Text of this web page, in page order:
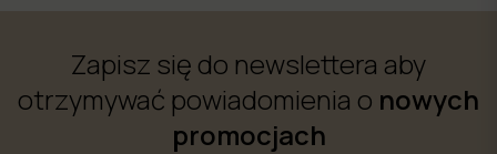
Zapisz się do newslettera aby
otrzymywać powiadomienia o nowych
promocjach